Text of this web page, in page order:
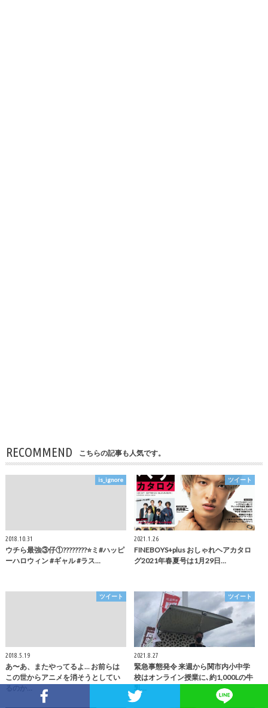
Facebookでシェア Twitterでシェア
RECOMMEND こちらの記事も人気です。
is_ignore
2018.10.31
ウチら最強③仔①????????⭐️ミ#ハッピ
ーハロウィン #ギャル #ラス…
ツイート
2021.1.26
FINEBOYS+plus おしゃれヘアカタロ
グ2021年春夏号は1月29日…
ツイート
2018.5.19
あ〜あ、またやってるよ... お前らは
この世からアニメを消そうとしてい
ツイート
2021.8.27
緊急事態発令 来週から関市内小中学
校はオンライン授業に､約1,000Lの牛